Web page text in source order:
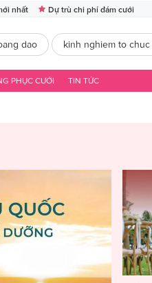
nhất Dự trù chi phí đám cưới
dao kinh nghiem to chuc
PHỤC CƯỚI TIN TỨC